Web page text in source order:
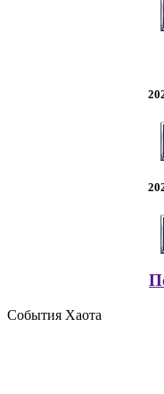
События Хаота